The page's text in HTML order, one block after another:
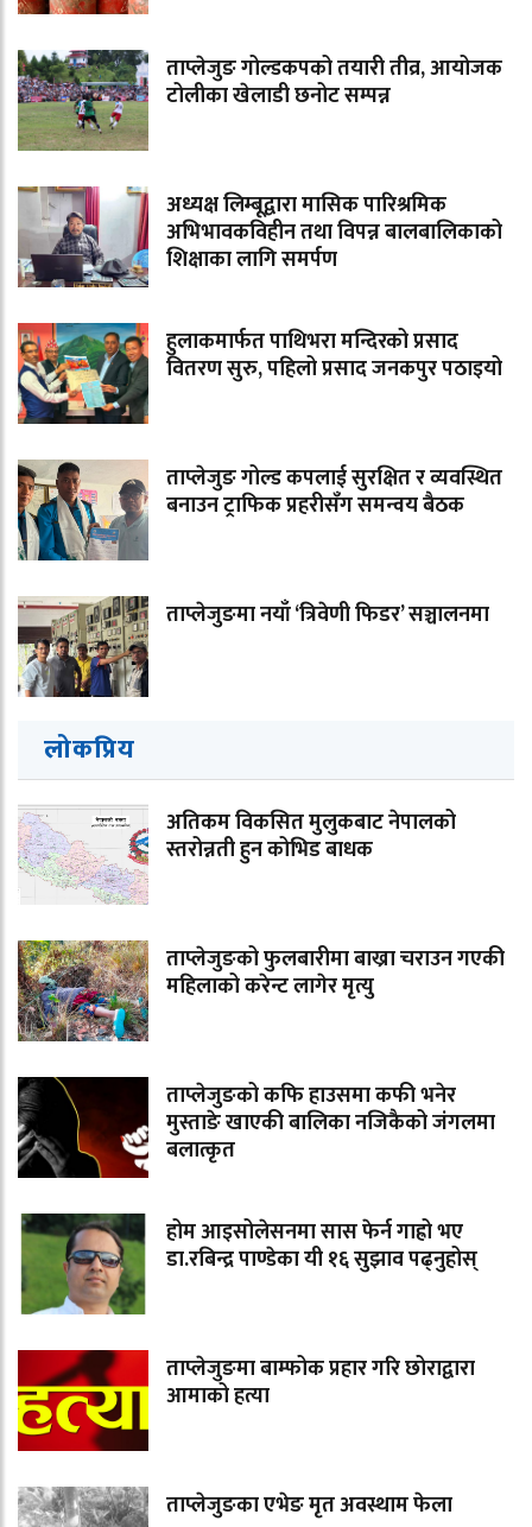
ताप्लेजुङ गोल्डकपको तयारी तीव्र, आयोजक
टोलीका खेलाडी छनोट सम्पन्न
अध्यक्ष लिम्बूद्वारा मासिक पारिश्रमिक
अभिभावकविहीन तथा विपन्न बालबालिकाको
शिक्षाका लागि समर्पण
हुलाकमार्फत पाथिभरा मन्दिरको प्रसाद
वितरण सुरु, पहिलो प्रसाद जनकपुर पठाइयो
ताप्लेजुङ गोल्ड कपलाई सुरक्षित र व्यवस्थित
बनाउन ट्राफिक प्रहरीसँग समन्वय बैठक
ताप्लेजुङमा नयाँ ‘त्रिवेणी फिडर’ सञ्चालनमा
लोकप्रिय
अतिकम विकसित मुलुकबाट नेपालको
स्तरोन्नती हुन कोभिड बाधक
ताप्लेजुङको फुलबारीमा बाख्रा चराउन गएकी
महिलाको करेन्ट लागेर मृत्यु
ताप्लेजुङको कफि हाउसमा कफी भनेर
मुस्ताङे खाएकी बालिका नजिकैको जंगलमा
बलात्कृत
होम आइसोलेसनमा सास फेर्न गाह्रो भए
डा.रबिन्द्र पाण्डेका यी १६ सुझाव पढ्नुहोस्
ताप्लेजुङमा बाम्फोक प्रहार गरि छोराद्वारा
आमाको हत्या
ताप्लेजुङका एभेङ मृत अवस्थाम फेला